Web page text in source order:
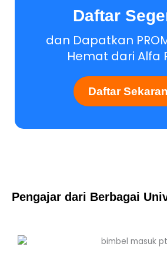
Daftar
dan Dapatkan
Hemat dari Alfa
Daftar
Pengajar dari Berbagai